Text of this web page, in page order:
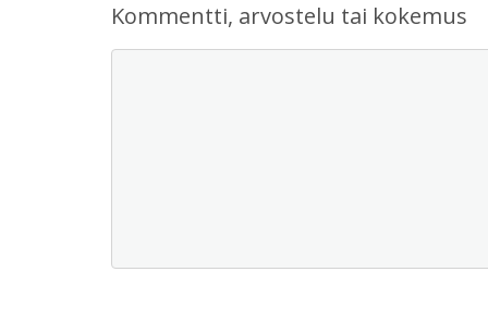
Kommentti, arvostelu tai kokemus